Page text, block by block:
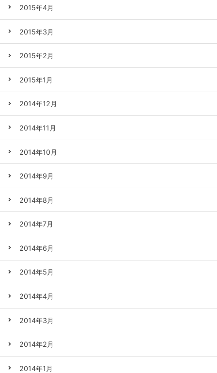
2015年4月
2015年3月
2015年2月
2015年1月
2014年12月
2014年11月
2014年10月
2014年9月
2014年8月
2014年7月
2014年6月
2014年5月
2014年4月
2014年3月
2014年2月
2014年1月